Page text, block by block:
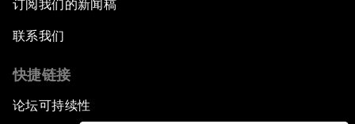
订阅我们的新闻稿
联系我们
快捷链接
论坛可持续性